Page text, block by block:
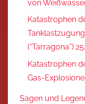
von
Katastrophen
(“Tarragona”)
Katastrophen
Gas-
Sagen und